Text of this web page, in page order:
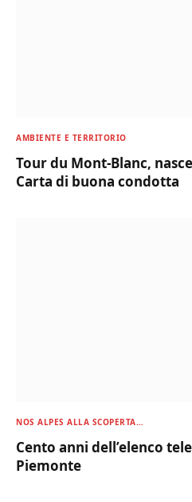
AMBIENTE E TERRITORIO
Tour du Mont-Blanc,
Carta di buona condotta
NOS ALPES ALLA SCOPERTA…
Cento anni dell’elenco
Piemonte